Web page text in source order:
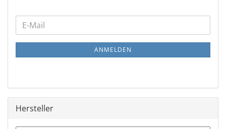
WEITER
ZUR
NEWSLETTER-
E-
Mail
ANMELDEN
Hersteller